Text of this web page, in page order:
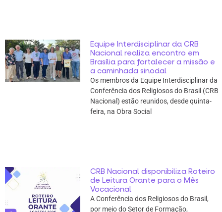
Equipe Interdisciplinar da CRB
Nacional realiza encontro em
Brasília para fortalecer a missão e
a caminhada sinodal
Os membros da Equipe Interdisciplinar da
Conferência dos Religiosos do Brasil (CRB
Nacional) estão reunidos, desde quinta-
feira, na Obra Social
CRB Nacional disponibiliza Roteiro
de Leitura Orante para o Mês
Vocacional
A Conferência dos Religiosos do Brasil,
por meio do Setor de Formação,